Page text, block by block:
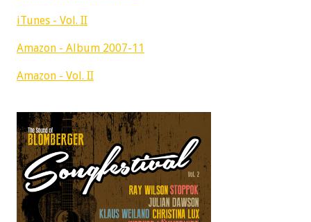
iTunes - Vol. II
Amazon - Album 2007-11
Amazon - Vol. II